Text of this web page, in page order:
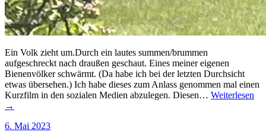
Ein Volk zieht um.Durch ein lautes summen/brummen
aufgeschreckt nach draußen geschaut. Eines meiner eigenen
Bienenvölker schwärmt. (Da habe ich bei der letzten Durchsicht
etwas übersehen.) Ich habe dieses zum Anlass genommen mal einen
Kurzfilm in den sozialen Medien abzulegen. Diesen… Weiterlesen
→
6. Mai 2023